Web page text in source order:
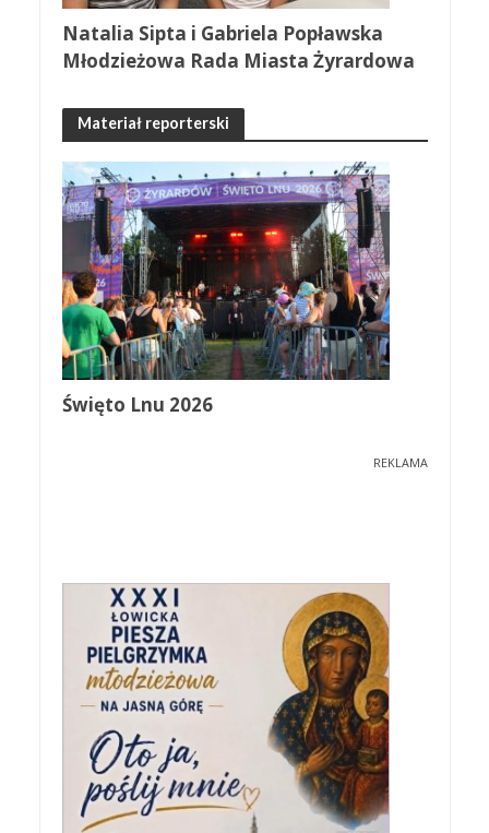
Natalia Sipta i Gabriela Popławska
Młodzieżowa Rada Miasta Żyrardowa
Materiał reporterski
Święto Lnu 2026
REKLAMA